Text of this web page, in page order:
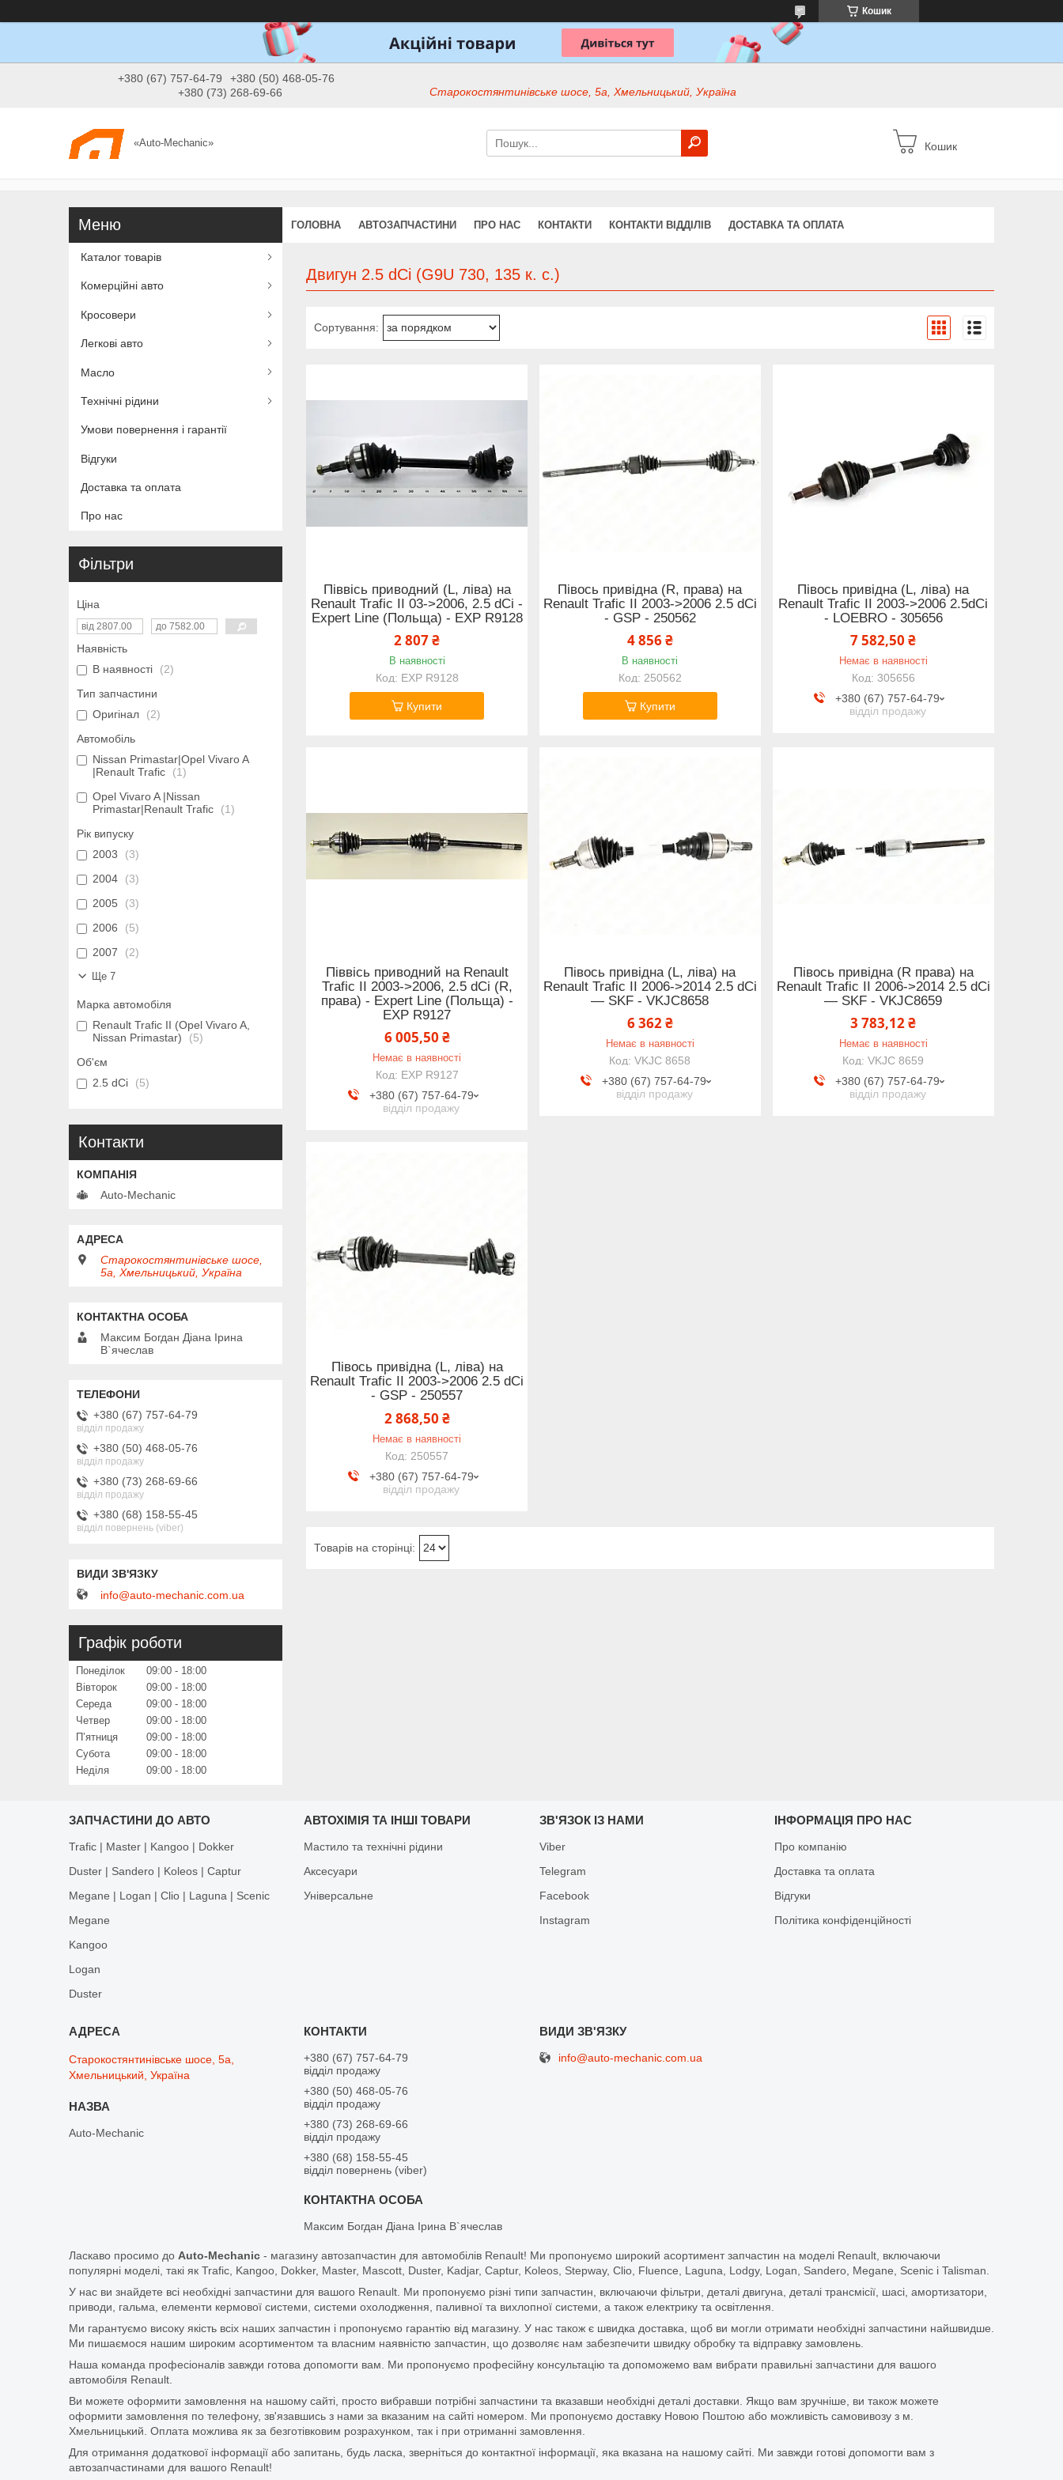
Кошик
+380 (67) 757-64-79
+380 (50) 468-05-76
+380 (73) 268-69-66
Старокостянтинівське шосе, 5а, Хмельницький, Україна
«Auto-Mechanic» Кошик
ГОЛОВНА АВТОЗАПЧАСТИНИ ПРО НАС КОНТАКТИ КОНТАКТИ ВІДДІЛІВ ДОСТАВКА ТА ОПЛАТА
Двигун 2.5 dCi (G9U 730, 135 к. с.)
Піввісь приводний (L, ліва) на
Renault Trafic II 03->2006, 2.5 dCi -
Expert Line (Польща) - EXP R9128
2 807 ₴
В наявності
EXP R9128
Купити
Півось привідна (R, права) на
Renault Trafic II 2003->2006 2.5 dCi
- GSP - 250562
4 856 ₴
В наявності
250562
Купити
Півось привідна (L, ліва) на
Renault Trafic II 2003->2006 2.5dCi
- LOEBRO - 305656
7 582,50 ₴
Немає в наявності
305656
+380 (67) 757-64-79
відділ продажу
Піввісь приводний на Renault
Trafic II 2003->2006, 2.5 dCi (R,
права) - Expert Line (Польща) -
EXP R9127
6 005,50 ₴
Немає в наявності
EXP R9127
+380 (67) 757-64-79
відділ продажу
Півось привідна (L, ліва) на
Renault Trafic II 2006->2014 2.5 dCi
— SKF - VKJC8658
6 362 ₴
Немає в наявності
VKJC 8658
+380 (67) 757-64-79
відділ продажу
Півось привідна (R права) на
Renault Trafic II 2006->2014 2.5 dCi
— SKF - VKJC8659
3 783,12 ₴
Немає в наявності
VKJC 8659
+380 (67) 757-64-79
відділ продажу
Півось привідна (L, ліва) на
Renault Trafic II 2003->2006 2.5 dCi
- GSP - 250557
2 868,50 ₴
Немає в наявності
250557
+380 (67) 757-64-79
відділ продажу
Каталог товарів
Комерційні авто
Кросовери
Легкові авто
Масло
Технічні рідини
Умови повернення і гарантії
Відгуки
Доставка та оплата
Про нас
Фільтри
Ціна
Наявність
В наявності
2
Тип запчастини
Оригінал
2
Автомобіль
Nissan Primastar|Opel Vivaro A
|Renault Trafic
1
Opel Vivaro A |Nissan
Primastar|Renault Trafic
1
Рік випуску
2003
3
2004
3
2005
3
2006
5
2007
2
Ще 7
Марка автомобіля
Renault Trafic II (Opel Vivaro A,
Nissan Primastar)
5
Об'єм
2.5 dCi
5
Контакти
Auto-Mechanic
Старокостянтинівське шосе,
5а, Хмельницький, Україна
Максим Богдан Діана Ірина
В`ячеслав
+380 (67) 757-64-79
відділ продажу
+380 (50) 468-05-76
відділ продажу
+380 (73) 268-69-66
відділ продажу
+380 (68) 158-55-45
відділ повернень (viber)
info@auto-mechanic.com.ua
Графік роботи
Понеділок 09:00
18:00
Вівторок
09:00
18:00
Середа
09:00
18:00
Четвер
09:00
18:00
Пʼятниця
09:00
18:00
Субота
09:00
18:00
Неділя
09:00 18:00
ЗАПЧАСТИНИ ДО АВТО
Trafic | Master | Kangoo | Dokker
Duster | Sandero | Koleos | Captur
Megane | Logan | Clio | Laguna | Scenic
Megane
Kangoo
Logan
Duster
АВТОХІМІЯ ТА ІНШІ ТОВАРИ
Мастило та технічні рідини
Аксесуари
Універсальне
ЗВ'ЯЗОК ІЗ НАМИ
Viber
Telegram
Facebook
Іnstagram
ІНФОРМАЦІЯ ПРО НАС
Про компанію
Доставка та оплата
Відгуки
Політика конфіденційності
Старокостянтинівське шосе, 5а,
Хмельницький, Україна
Auto-Mechanic
+380 (67) 757-64-79
відділ продажу
+380 (50) 468-05-76
відділ продажу
+380 (73) 268-69-66
відділ продажу
+380 (68) 158-55-45
відділ повернень (viber)
Максим Богдан Діана Ірина В`ячеслав
info@auto-mechanic.com.ua
Ласкаво просимо до Auto-Mechanic - магазину автозапчастин для автомобілів Renault! Ми пропонуємо широкий асортимент запчастин на моделі Renault, включаючи
популярні моделі, такі як Trafic, Kangoo, Dokker, Master, Mascott, Duster, Kadjar, Captur, Koleos, Stepway, Clio, Fluence, Laguna, Lodgy, Logan, Sandero, Megane, Scenic і Talisman.
У нас ви знайдете всі необхідні запчастини для вашого Renault. Ми пропонуємо різні типи запчастин, включаючи фільтри, деталі двигуна, деталі трансмісії, шасі, амортизатори,
приводи, гальма, елементи кермової системи, системи охолодження, паливної та вихлопної системи, а також електрику та освітлення.
Ми гарантуємо високу якість всіх наших запчастин і пропонуємо гарантію від магазину. У нас також є швидка доставка, щоб ви могли отримати необхідні запчастини найшвидше.
Ми пишаємося нашим широким асортиментом та власним наявністю запчастин, що дозволяє нам забезпечити швидку обробку та відправку замовлень.
Наша команда професіоналів завжди готова допомогти вам. Ми пропонуємо професійну консультацію та допоможемо вам вибрати правильні запчастини для вашого
автомобіля Renault.
Ви можете оформити замовлення на нашому сайті, просто вибравши потрібні запчастини та вказавши необхідні деталі доставки. Якщо вам зручніше, ви також можете
оформити замовлення по телефону, зв'язавшись з нами за вказаним на сайті номером. Ми пропонуємо доставку Новою Поштою або можливість самовивозу з м.
Хмельницький. Оплата можлива як за безготівковим розрахунком, так і при отриманні замовлення.
Для отримання додаткової інформації або запитань, будь ласка, зверніться до контактної інформації, яка вказана на нашому сайті. Ми завжди готові допомогти вам з
автозапчастинами для вашого Renault!